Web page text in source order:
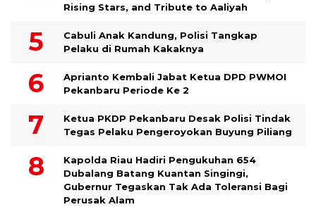
Rising Stars, and Tribute to Aaliyah
Cabuli Anak Kandung, Polisi Tangkap
Pelaku di Rumah Kakaknya
Aprianto Kembali Jabat Ketua DPD PWMOI
Pekanbaru Periode Ke 2
Ketua PKDP Pekanbaru Desak Polisi Tindak
Tegas Pelaku Pengeroyokan Buyung Piliang
Kapolda Riau Hadiri Pengukuhan 654
Dubalang Batang Kuantan Singingi,
Gubernur Tegaskan Tak Ada Toleransi Bagi
Perusak Alam